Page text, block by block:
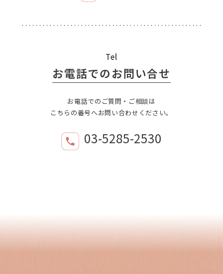
Tel
お電話でのお問い合せ
お電話でのご質問・ご相談は
こちらの番号へお問い合わせください。
03-5285-2530